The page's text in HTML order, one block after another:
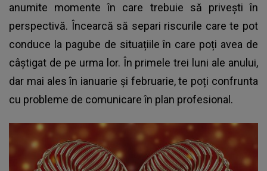
anumite momente în care trebuie să privești în
perspectivă. Încearcă să separi riscurile care te pot
conduce la pagube de situațiile în care poți avea de
câștigat de pe urma lor. În primele trei luni ale anului,
dar mai ales în ianuarie și februarie, te poți confrunta
cu probleme de comunicare în plan profesional.